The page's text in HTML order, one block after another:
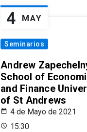
4 MAY
Seminarios
Andrew
School of
and Finance
of St Andrews
4 de Mayo de 2021
15:30